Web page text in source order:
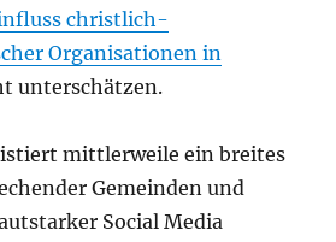
christlich-
Organisationen in
unterschätzen.
mittlerweile ein breites
Gemeinden und
Social Media